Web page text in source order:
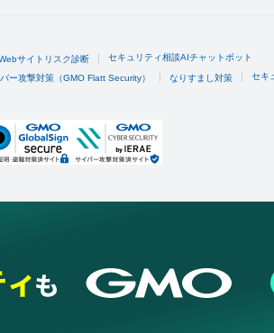
サイトリスク診断 セキュリティ相談AIチャットボット
ー攻撃対策（GMO Flatt Security） なりすまし対策 セキ